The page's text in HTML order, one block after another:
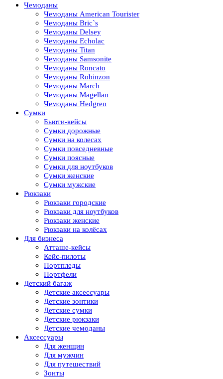
Чемоданы
Чемоданы American Tourister
Чемоданы Bric`s
Чемоданы Delsey
Чемоданы Echolac
Чемоданы Titan
Чемоданы Samsonite
Чемоданы Roncato
Чемоданы Robinzon
Чемоданы March
Чемоданы Magellan
Чемоданы Hedgren
Сумки
Бьюти-кейсы
Сумки дорожные
Сумки на колесах
Сумки повседневные
Сумки поясные
Сумки для ноутбуков
Сумки женские
Сумки мужские
Рюкзаки
Рюкзаки городские
Рюкзаки для ноутбуков
Рюкзаки женские
Рюкзаки на колёсах
Для бизнеса
Атташе-кейсы
Кейс-пилоты
Портпледы
Портфели
Детский багаж
Детские аксессуары
Детские зонтики
Детские сумки
Детские рюкзаки
Детские чемоданы
Аксессуары
Для женщин
Для мужчин
Для путешествий
Зонты